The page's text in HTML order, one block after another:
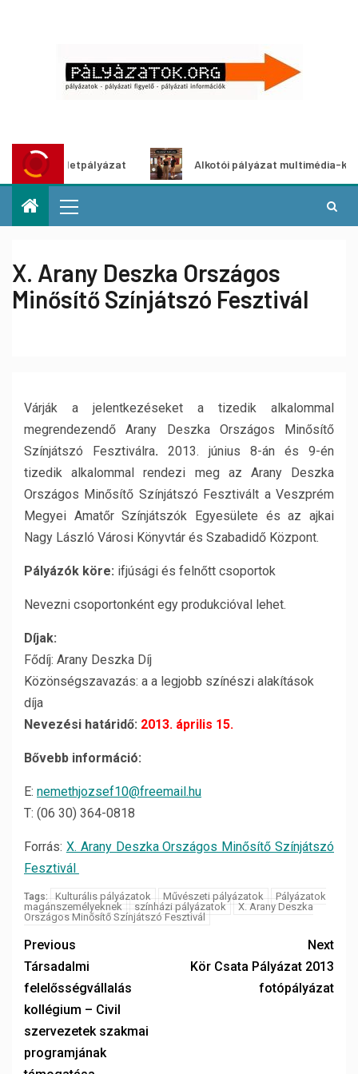
ötletpályázat Alkotói pályázat multimédia-
X. Arany Deszka Országos
Minősítő Színjátszó Fesztivál
Várják a jelentkezéseket a tizedik alkalommal
megrendezendő Arany Deszka Országos Minősítő
Színjátszó Fesztiválra. 2013. június 8-án és 9-én
tizedik alkalommal rendezi meg az Arany Deszka
Országos Minősítő Színjátszó Fesztivált a Veszprém
Megyei Amatőr Színjátszók Egyesülete és az ajkai
Nagy László Városi Könyvtár és Szabadidő Központ.
Pályázók köre: ifjúsági és felnőtt csoportok
Nevezni csoportonként egy produkcióval lehet.
Díjak:
Fődíj: Arany Deszka Díj
Közönségszavazás: a a legjobb színészi alakítások
díja
Nevezési határidő: 2013. április 15.
Bővebb információ:
E: nemethjozsef10@freemail.hu
T: (06 30) 364-0818
Forrás: X. Arany Deszka Országos Minősítő Színjátszó
Fesztivál
Tags: Kulturális pályázatok Művészeti pályázatok
Pályázatok
magánszemélyeknek
színházi pályázatok
X. Arany Deszka
Országos Minősítő Színjátszó Fesztivál
Previous
Társadalmi
felelősségvállalás
kollégium – Civil
szervezetek szakmai
programjának
Next
Kör Csata Pályázat 2013
fotópályázat